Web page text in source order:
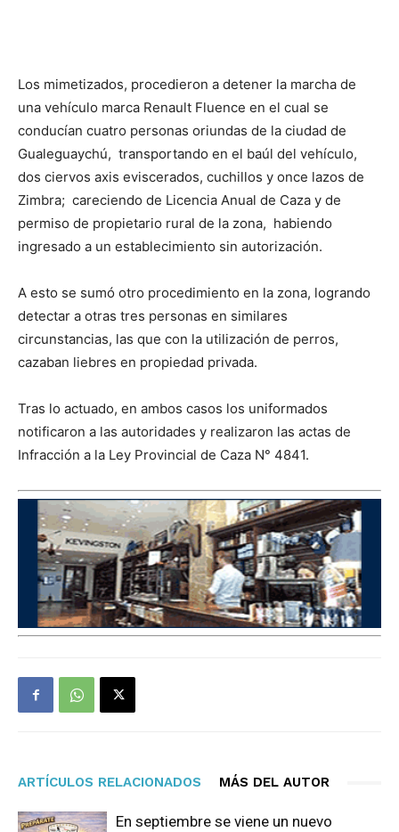
Los mimetizados, procedieron a detener la marcha de
una vehículo marca Renault Fluence en el cual se
conducían cuatro personas oriundas de la ciudad de
Gualeguaychú, transportando en el baúl del vehículo,
dos ciervos axis eviscerados, cuchillos y once lazos de
Zimbra; careciendo de Licencia Anual de Caza y de
permiso de propietario rural de la zona, habiendo
ingresado a un establecimiento sin autorización.
A esto se sumó otro procedimiento en la zona, logrando
detectar a otras tres personas en similares
circunstancias, las que con la utilización de perros,
cazaban liebres en propiedad privada.
Tras lo actuado, en ambos casos los uniformados
notificaron a las autoridades y realizaron las actas de
Infracción a la Ley Provincial de Caza N° 4841.
ARTÍCULOS RELACIONADOS MÁS DEL AUTOR
En septiembre se viene un nuevo